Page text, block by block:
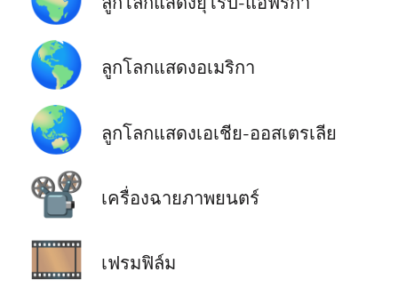
🌎 ลูกโลกแสดงอเมริกา
🌏 ลูกโลกแสดงเอเชีย-ออสเตรเลีย
📽️ เครื่องฉายภาพยนตร์
🎞️ เฟรมฟิล์ม